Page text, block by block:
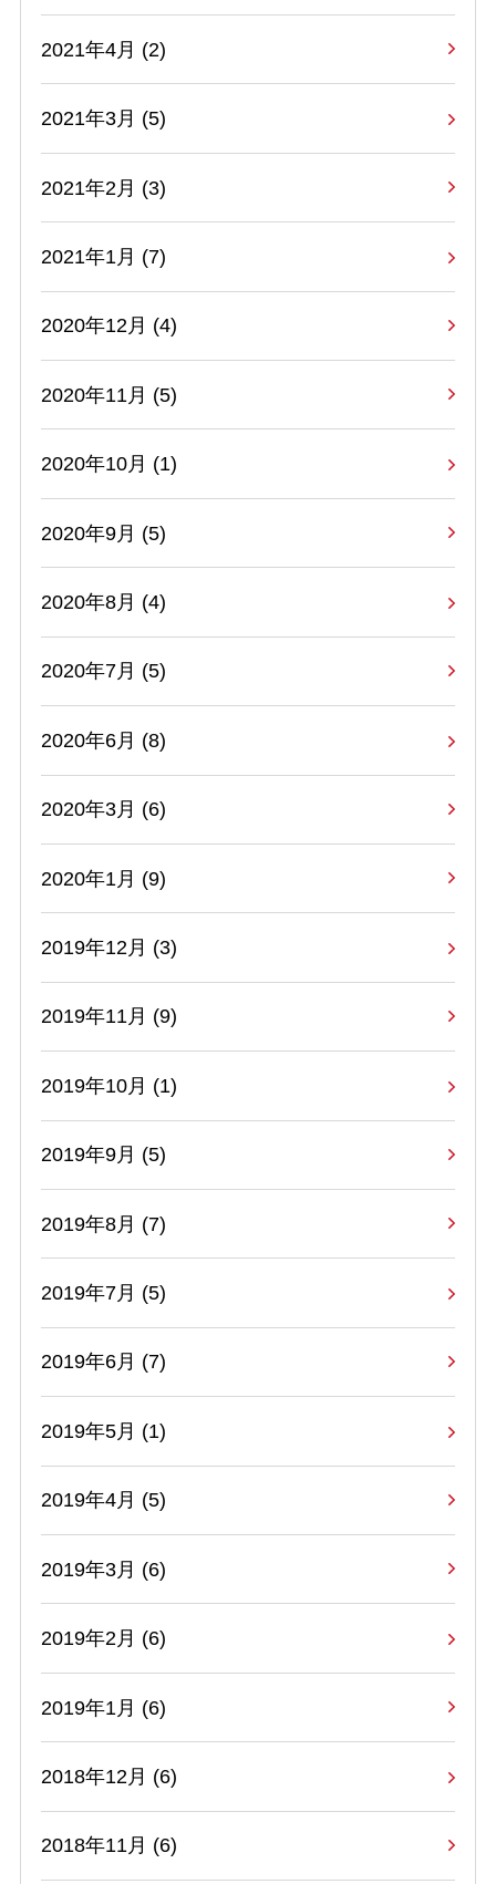
2021年4月 (2)
2021年3月 (5)
2021年2月 (3)
2021年1月 (7)
2020年12月 (4)
2020年11月 (5)
2020年10月 (1)
2020年9月 (5)
2020年8月 (4)
2020年7月 (5)
2020年6月 (8)
2020年3月 (6)
2020年1月 (9)
2019年12月 (3)
2019年11月 (9)
2019年10月 (1)
2019年9月 (5)
2019年8月 (7)
2019年7月 (5)
2019年6月 (7)
2019年5月 (1)
2019年4月 (5)
2019年3月 (6)
2019年2月 (6)
2019年1月 (6)
2018年12月 (6)
2018年11月 (6)